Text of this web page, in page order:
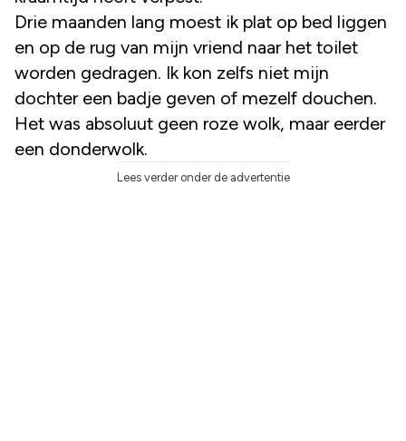
Drie maanden lang moest ik plat op bed liggen
en op de rug van mijn vriend naar het toilet
worden gedragen. Ik kon zelfs niet mijn
dochter een badje geven of mezelf douchen.
Het was absoluut geen roze wolk, maar eerder
een donderwolk.
Lees verder onder de advertentie